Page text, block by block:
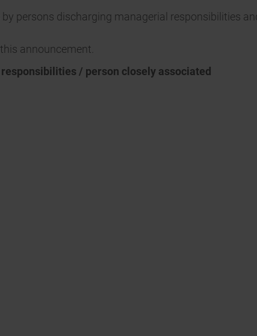
persons discharging managerial responsibilities
announcement.
/ person closely associated